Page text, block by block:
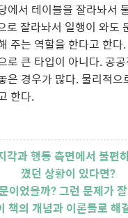
에서 테이블을 잘라놔서
로 잘라놔서 일행이 와도
주는 역할을 한다고 한다
로 큰 타입이 아니다. 공
은 경우가 많다. 물리적으
한다.
각과 행동 측면에서 불편
꼈던 상황이 있다면?
이었을까?그런 문제가
책의 개념과 이론들로 해